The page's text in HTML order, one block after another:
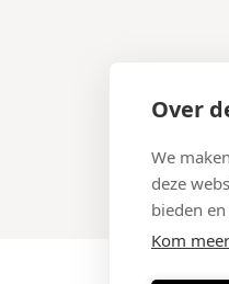
Over
We
deze
bieden
Kom